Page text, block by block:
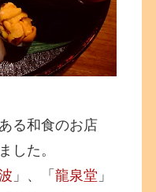
る和食のお店
した。
」、「龍泉堂 」